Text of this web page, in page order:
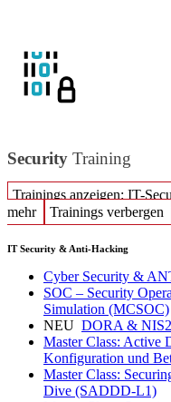
Security Training
Trainings anzeigen: IT-
mehr
Trainings verbergen
IT Security & Anti-Hacking
Cyber Security &
SOC – Security
Simulation (MCSOC)
NEU DORA & NIS2
Master Class: Active
Konfiguration und
Master Class:
Dive (SADDD-L1)